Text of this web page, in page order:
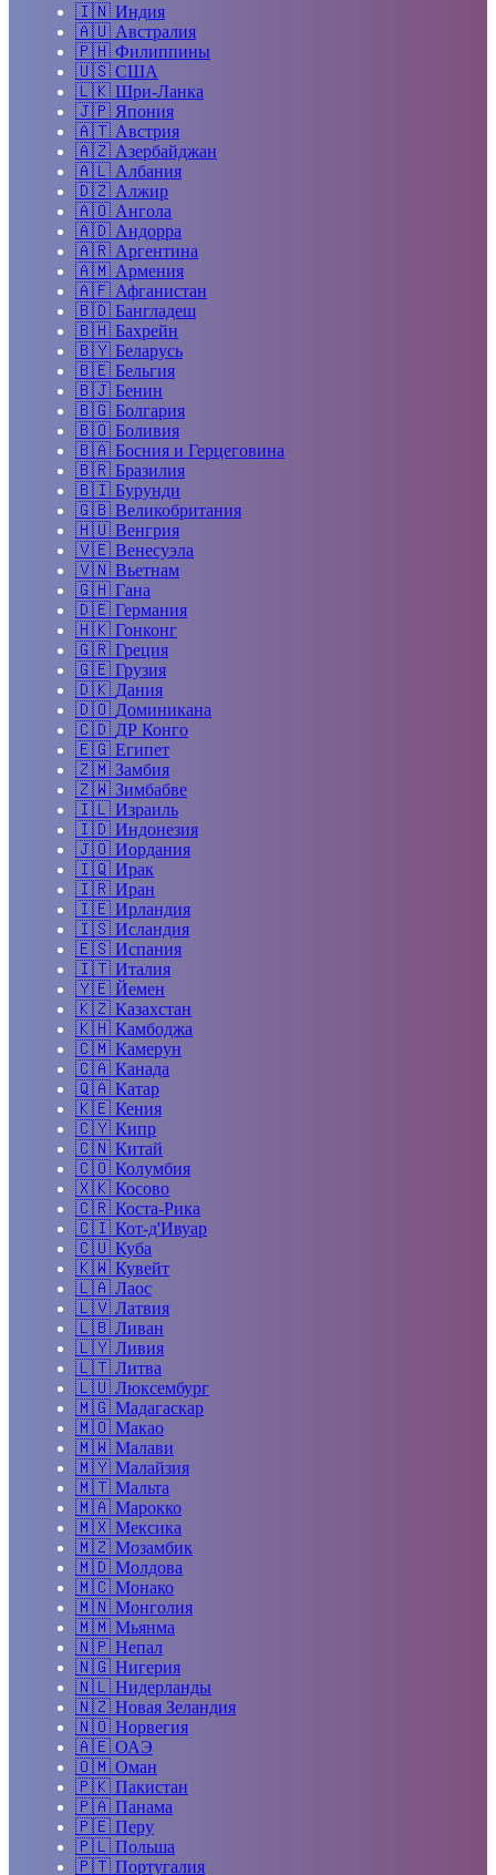
🇮🇳 Индия
🇦🇺 Австралия
🇵🇭 Филиппины
🇺🇸 США
🇱🇰 Шри-Ланка
🇯🇵 Япония
🇦🇹 Австрия
🇦🇿 Азербайджан
🇦🇱 Албания
🇩🇿 Алжир
🇦🇴 Ангола
🇦🇩 Андорра
🇦🇷 Аргентина
🇦🇲 Армения
🇦🇫 Афганистан
🇧🇩 Бангладеш
🇧🇭 Бахрейн
🇧🇾 Беларусь
🇧🇪 Бельгия
🇧🇯 Бенин
🇧🇬 Болгария
🇧🇴 Боливия
🇧🇦 Босния и Герцеговина
🇧🇷 Бразилия
🇧🇮 Бурунди
🇬🇧 Великобритания
🇭🇺 Венгрия
🇻🇪 Венесуэла
🇻🇳 Вьетнам
🇬🇭 Гана
🇩🇪 Германия
🇭🇰 Гонконг
🇬🇷 Греция
🇬🇪 Грузия
🇩🇰 Дания
🇩🇴 Доминикана
🇨🇩 ДР Конго
🇪🇬 Египет
🇿🇲 Замбия
🇿🇼 Зимбабве
🇮🇱 Израиль
🇮🇩 Индонезия
🇯🇴 Иордания
🇮🇶 Ирак
🇮🇷 Иран
🇮🇪 Ирландия
🇮🇸 Исландия
🇪🇸 Испания
🇮🇹 Италия
🇾🇪 Йемен
🇰🇿 Казахстан
🇰🇭 Камбоджа
🇨🇲 Камерун
🇨🇦 Канада
🇶🇦 Катар
🇰🇪 Кения
🇨🇾 Кипр
🇨🇳 Китай
🇨🇴 Колумбия
🇽🇰 Косово
🇨🇷 Коста-Рика
🇨🇮 Кот-д'Ивуар
🇨🇺 Куба
🇰🇼 Кувейт
🇱🇦 Лаос
🇱🇻 Латвия
🇱🇧 Ливан
🇱🇾 Ливия
🇱🇹 Литва
🇱🇺 Люксембург
🇲🇬 Мадагаскар
🇲🇴 Макао
🇲🇼 Малави
🇲🇾 Малайзия
🇲🇹 Мальта
🇲🇦 Марокко
🇲🇽 Мексика
🇲🇿 Мозамбик
🇲🇩 Молдова
🇲🇨 Монако
🇲🇳 Монголия
🇲🇲 Мьянма
🇳🇵 Непал
🇳🇬 Нигерия
🇳🇱 Нидерланды
🇳🇿 Новая Зеландия
🇳🇴 Норвегия
🇦🇪 ОАЭ
🇴🇲 Оман
🇵🇰 Пакистан
🇵🇦 Панама
🇵🇪 Перу
🇵🇱 Польша
🇵🇹 Португалия